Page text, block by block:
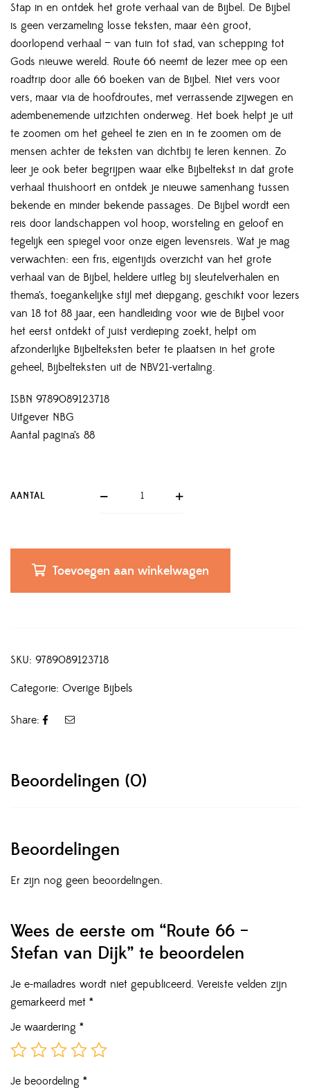
Stap in en ontdek het grote verhaal van de Bijbel. De Bijbel
is geen verzameling losse teksten, maar één groot,
doorlopend verhaal — van tuin tot stad, van schepping tot
Gods nieuwe wereld. Route 66 neemt de lezer mee op een
roadtrip door alle 66 boeken van de Bijbel. Niet vers voor
vers, maar via de hoofdroutes, met verrassende zijwegen en
adembenemende uitzichten onderweg. Het boek helpt je uit
te zoomen om het geheel te zien en in te zoomen om de
mensen achter de teksten van dichtbij te leren kennen. Zo
leer je ook beter begrijpen waar elke Bijbeltekst in dat grote
verhaal thuishoort en ontdek je nieuwe samenhang tussen
bekende en minder bekende passages. De Bijbel wordt een
reis door landschappen vol hoop, worsteling en geloof en
tegelijk een spiegel voor onze eigen levensreis. Wat je mag
verwachten: een fris, eigentijds overzicht van het grote
verhaal van de Bijbel, heldere uitleg bij sleutelverhalen en
thema’s, toegankelijke stijl met diepgang, geschikt voor lezers
van 18 tot 88 jaar, een handleiding voor wie de Bijbel voor
het eerst ontdekt of juist verdieping zoekt, helpt om
afzonderlijke Bijbelteksten beter te plaatsen in het grote
geheel, Bijbelteksten uit de NBV21-vertaling.
ISBN 9789089123718
Uitgever NBG
Aantal pagina’s 88
AANTAL
Toevoegen aan winkelwagen
SKU: 9789089123718
Categorie: Overige Bijbels
Share:
Beoordelingen (0)
Beoordelingen
Er zijn nog geen beoordelingen.
Wees de eerste om “Route 66 –
Stefan van Dijk” te beoordelen
Je e-mailadres wordt niet gepubliceerd. Vereiste velden zijn
gemarkeerd met *
Je waardering *
Je beoordeling *